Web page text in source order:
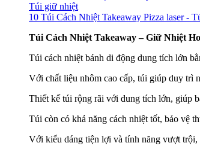
Túi giữ nhiệt
10 Túi Cách Nhiệt Takeaway Pizza laser -
Túi Cách Nhiệt Takeaway – Giữ Nhiệt
Túi cách nhiệt bánh di động dung tích lớn
Với chất liệu nhôm cao cấp, túi giúp duy trì
Thiết kế túi rộng rãi với dung tích lớn, giúp
Túi còn có khả năng cách nhiệt tốt, bảo vệ
Với kiểu dáng tiện lợi và tính năng vượt